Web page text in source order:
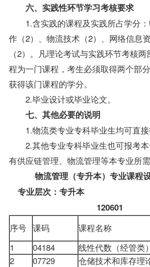
六、实践性环节学习考核要求
1.含实践的课程及实践所占学分
作（2）、物流技术（2）、网络信息
（2）。凡理论考试与实践环节考核
程为一门课程，考生必须取得两个部
获得该门课程的学分。
2.毕业设计或毕业论文。
七、其他必要的说明
1.物流类专业专科毕业生均可直接
2.其他专业专科毕业生也可报考
有供应链管理、物流管理等本专业所需
物流管理（专升本）专业课程
专业层次：专升本 专
120601
序号 课码 课程名称
1
04184 线性代数（经管类）
2
07729 仓储技术和库存理